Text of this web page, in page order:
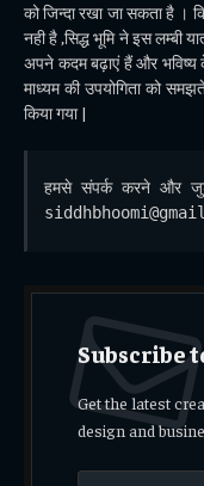
को जिन्दा रखा जा सकता है
नही है ,सिद्ध भूमि ने इस लम्बी
अपने कदम बढ़ाएं हैं और भविष्य
माध्यम की उपयोगिता को
किया गया |
हमसे संपर्क करने और
Subscribe
Get the latest
design and